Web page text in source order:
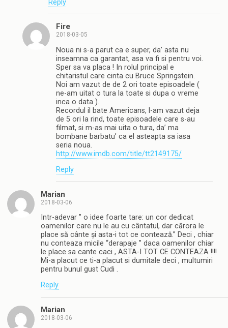
Reply
Fire
2018-03-05
Noua ni s-a parut ca e super, da’ asta nu
inseamna ca garantat, asa va fi si pentru voi.
Sper sa va placa ! In rolul principal e
chitaristul care cinta cu Bruce Springstein.
Noi am vazut de de 2 ori toate episoadele (
ne-am uitat o tura la toate si dupa o vreme
inca o data ).
Recordul il bate Americans, l-am vazut deja
de 5 ori la rind, toate episoadele care s-au
filmat, si m-as mai uita o tura, da’ ma
bombane barbatu’ ca el asteapta sa iasa
seria noua.
http://www.imdb.com/title/tt2149175/
Reply
Marian
2018-03-06
Intr-adevar ” o idee foarte tare: un cor dedicat
oamenilor care nu le au cu cântatul, dar cărora le
place să cânte și asta-i tot ce contează.” Deci , chiar
nu conteaza micile “derapaje ” daca oamenilor chiar
le place sa cante caci , ASTA-I TOT CE CONTEAZA !!!!
Mi-a placut ce ti-a placut si dumitale deci , multumiri
pentru bunul gust Cudi .
Reply
Marian
2018-03-06